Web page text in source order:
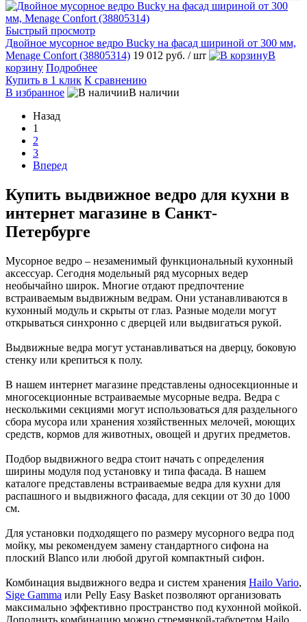
Быстрый просмотр
Двойное мусорное ведро Bucky на фасад шириной от 300 мм,
Menage Confort (38805314) 19 012 руб. / шт
В
корзину Подробнее
Купить в 1 клик К сравнению
В избранное
В наличии
Назад
1
2
3
Вперед
Купить выдвижное ведро для кухни в
интернет магазине в Санкт-
Петербурге
Мусорное ведро – незаменимый функциональный кухонный
аксессуар. Сегодня модельный ряд мусорных ведер
необычайно широк. Многие отдают предпочтение
встраиваемым выдвижным ведрам. Они устанавливаются в
кухонный модуль и скрыты от глаз. Разные модели могут
открываться синхронно с дверцей или выдвигаться рукой.
Выдвижные ведра могут устанавливаться на дверцу, боковую
стенку или крепиться к полу.
В нашем интернет магазине представлены односекционные и
многосекционные встраиваемые мусорные ведра. Ведра с
несколькими секциями могут использоваться для раздельного
сбора мусора или хранения хозяйственных мелочей, моющих
средств, кормов для животных, овощей и других предметов.
Подбор выдвижного ведра стоит начать с определения
ширины модуля под установку и типа фасада. В нашем
каталоге представлены встраиваемые ведра для кухни для
распашного и выдвижного фасада, для секции от 30 до 1000
см.
Для установки подходящего по размеру мусорного ведра под
мойку, мы рекомендуем замену стандартного сифона на
плоский Blanco или любой другой компактный сифон.
Комбинация выдвижного ведра и систем хранения Hailo Vario,
Sige Gamma или Pelly Easy Basket позволяют организовать
максимально эффективно пространство под кухонной мойкой.
Дополнить комбинацию можно стремянкой-табуретом Hailo,